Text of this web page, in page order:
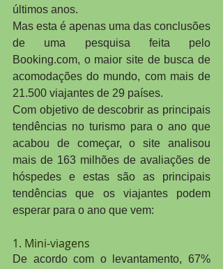
últimos anos.
Mas esta é apenas uma das conclusões
de uma pesquisa feita pelo
Booking.com, o maior site de busca de
acomodações do mundo, com mais de
21.500 viajantes de 29 países.
Com objetivo de descobrir as principais
tendências no turismo para o ano que
acabou de começar, o site analisou
mais de 163 milhões de avaliações de
hóspedes e estas são as principais
tendências que os viajantes podem
esperar para o ano que vem:
1. Mini-viagens
De acordo com o levantamento, 67%